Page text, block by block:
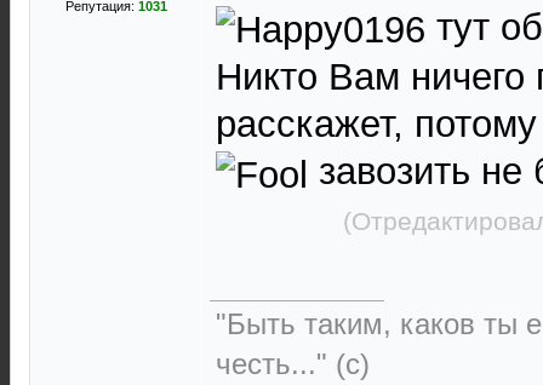
Репутация: 1031
тут
Никто Вам ничего
расскажет,
завозить не
"Быть таким, каков ты
честь..." (c)